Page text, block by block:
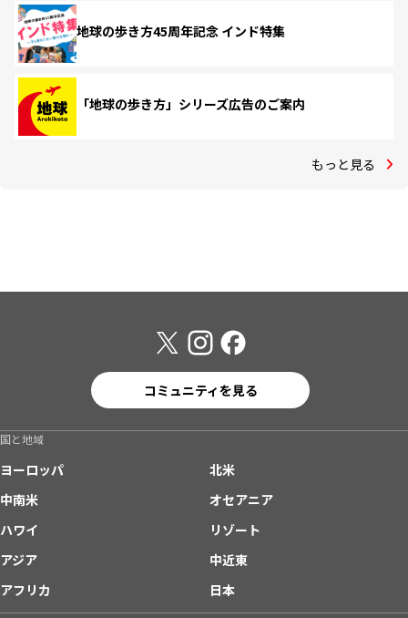
地球の歩き方45周年記念 インド特集
「地球の歩き方」シリーズ広告のご案内
もっと見る
コミュニティを見る
国と地域
ヨーロッパ
北米
中南米
オセアニア
ハワイ
リゾート
アジア
中近東
アフリカ
日本